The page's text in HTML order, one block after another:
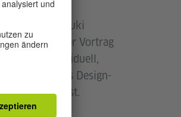
wurde an
Herrn Haruyuki
Thinking“. Der Vortrag
nur individuell,
und damit das Design-
ist.